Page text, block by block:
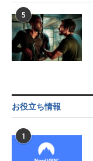
5
お役立ち情報
1